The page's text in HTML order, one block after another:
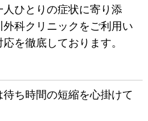
ひとりの症状に寄り添
科クリニックをご利用い
を徹底しております。
ち時間の短縮を心掛けて